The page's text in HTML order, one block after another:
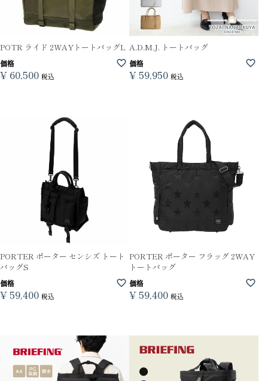
POTR ライド 2WAYトートバッグL
価格
¥ 60,500 税込
A.D.M.J. トートバッグ
価格
¥ 59,950 税込
PORTER ポーター センシズ トート
バッグS
価格
¥ 59,400 税込
PORTER ポーター フラッグ 2WAY
トートバッグ
価格
¥ 59,400 税込